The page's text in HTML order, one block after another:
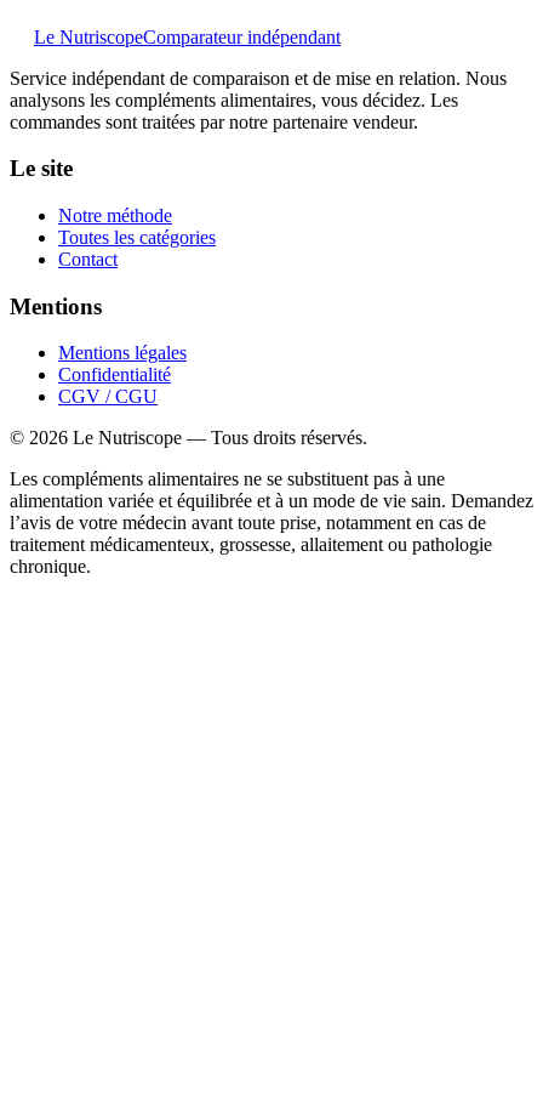
Le NutriscopeComparateur indépendant
Service indépendant de comparaison et de mise en relation. Nous
analysons les compléments alimentaires, vous décidez. Les
commandes sont traitées par notre partenaire vendeur.
Le site
Notre méthode
Toutes les catégories
Contact
Mentions
Mentions légales
Confidentialité
CGV / CGU
© 2026 Le Nutriscope — Tous droits réservés.
Les compléments alimentaires ne se substituent pas à une
alimentation variée et équilibrée et à un mode de vie sain. Demandez
l’avis de votre médecin avant toute prise, notamment en cas de
traitement médicamenteux, grossesse, allaitement ou pathologie
chronique.